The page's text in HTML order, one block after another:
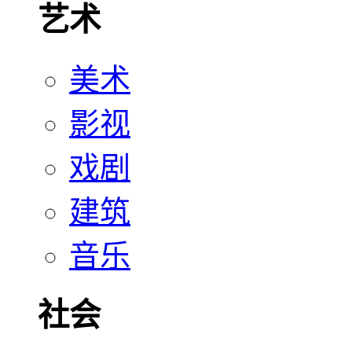
艺术
美术
影视
戏剧
建筑
音乐
社会